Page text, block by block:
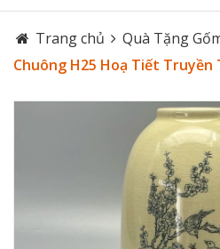
Trang chủ Quà Tặng
Chuông H25 Hoạ Tiết Truyền